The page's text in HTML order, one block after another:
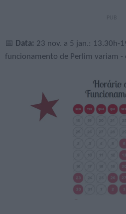
📅 Data: 23 nov. a 5 jan.: 13.30h-
funcionamento de Perlim variam -